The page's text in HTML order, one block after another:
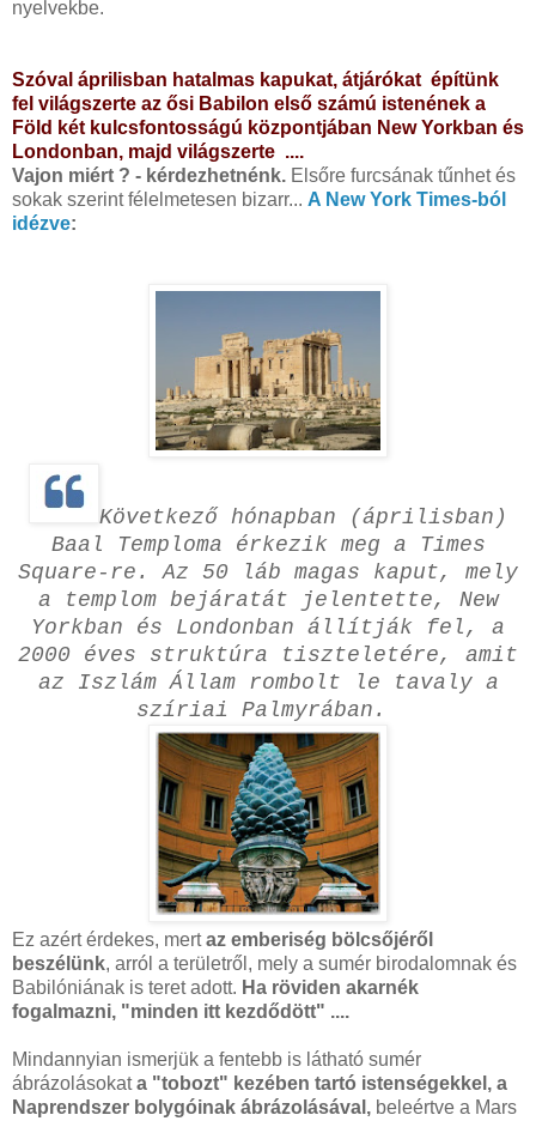
nyelvekbe.
Szóval áprilisban hatalmas kapukat, átjárókat építünk
fel világszerte az ősi Babilon első számú istenének a
Föld két kulcsfontosságú központjában New Yorkban és
Londonban, majd világszerte ....
Vajon miért ? - kérdezhetnénk. Elsőre furcsának tűnhet és
sokak szerint félelmetesen bizarr... A New York Times-ból
idézve:
Következő hónapban (áprilisban)
Baal Temploma érkezik meg a Times
Square-re. Az 50 láb magas kaput, mely
a templom bejáratát jelentette, New
Yorkban és Londonban állítják fel, a
2000 éves struktúra tiszteletére, amit
az Iszlám Állam rombolt le tavaly a
szíriai Palmyrában.
Ez azért érdekes, mertaz emberiség bölcsőjéről
beszélünk, arról a területről, mely a sumér birodalomnak és
Babilóniának is teret adott. Ha röviden akarnék
fogalmazni, "minden itt kezdődött" ....
Mindannyian ismerjük a fentebb is látható sumér
ábrázolásokata "tobozt" kezében tartó istenségekkel, a
Naprendszer bolygóinak ábrázolásával, beleértve a Mars